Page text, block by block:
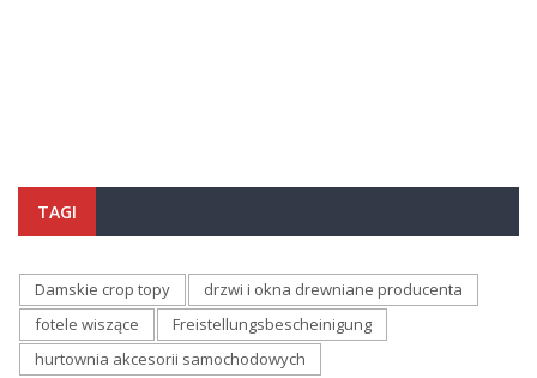
TAGI
Damskie crop topy
drzwi i okna drewniane producenta
fotele wiszące
Freistellungsbescheinigung
hurtownia akcesorii samochodowych